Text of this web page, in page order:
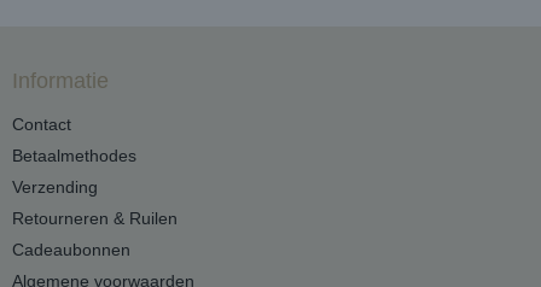
Informatie
Contact
Betaalmethodes
Verzending
Retourneren & Ruilen
Cadeaubonnen
Algemene voorwaarden